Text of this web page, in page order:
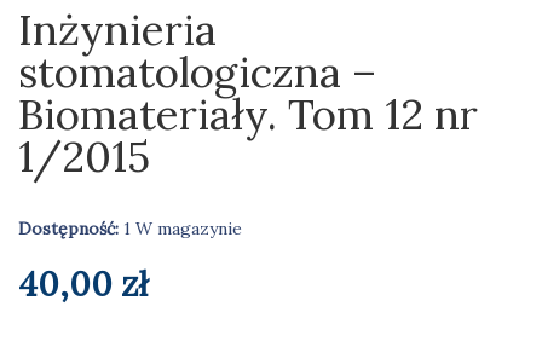
Inżynieria
stomatologiczna –
Biomateriały. Tom 12 nr
1/2015
Dostępność: 1 W magazynie
40,00 zł